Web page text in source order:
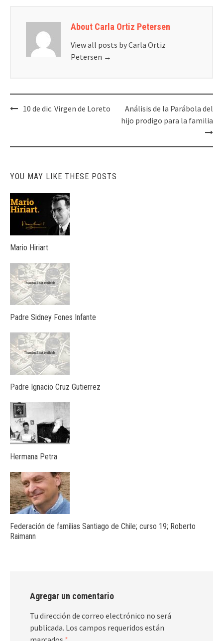
About Carla Ortiz Petersen
View all posts by Carla Ortiz
Petersen →
Post10 de dic. Virgen de Loreto
Análisis de la Parábola del
hijo prodigo para la familia
YOU MAY LIKE THESE POSTS
Mario Hiriart
Padre Sidney Fones Infante
Padre Ignacio Cruz Gutierrez
Hermana Petra
Federación de familias Santiago de Chile; curso 19; Roberto
Raimann
Agregar un comentario
Tu dirección de correo electrónico no será
publicada. Los campos requeridos están